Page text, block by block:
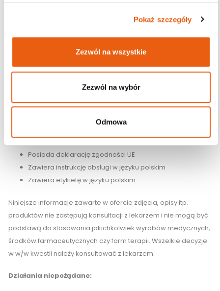
Pokaż szczegóły
Zezwól na wszystkie
Zezwól na wybór
Odmowa
zmieniać zabarwienie na bardziej żółte, pod wpływem
on używany przed upływem daty ważności.
Ważne informacje dotyczące wyrobu medycznego:
To jest wyrób medyczny. Używaj go zgodnie z instrukcją
Posiada deklarację zgodności UE
Zawiera instrukcję obsługi w języku polskim
Zawiera etykietę w języku polskim
Niniejsze informacje zawarte w ofercie zdjęcia, opisy itp.
produktów nie zastępują konsultacji z lekarzem i nie mogą być
podstawą do stosowania jakichkolwiek wyrobów medycznych,
środków farmaceutycznych czy form terapii. Wszelkie decyzje
w w/w kwestii należy konsultować z lekarzem.
Działania niepożądane: